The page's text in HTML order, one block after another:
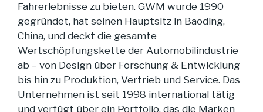
Fahrerlebnisse zu bieten. GWM wurde 1990
gegründet, hat seinen Hauptsitz in Baoding,
China, und deckt die gesamte
Wertschöpfungskette der Automobilindustrie
ab – von Design über Forschung & Entwicklung
bis hin zu Produktion, Vertrieb und Service. Das
Unternehmen ist seit 1998 international tätig
und verfügt über ein Portfolio, das die Marken